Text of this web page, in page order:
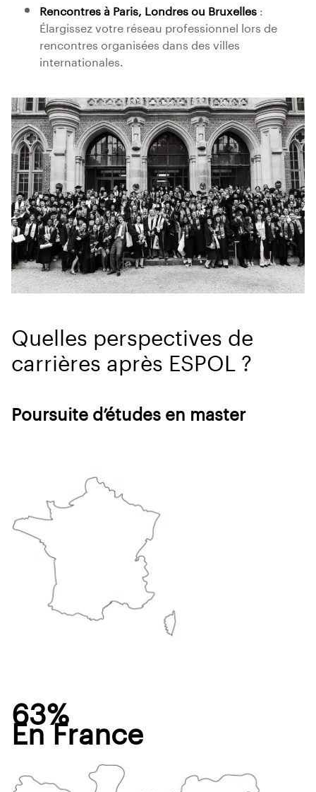
Rencontres à Paris, Londres ou Bruxelles :
Élargissez votre réseau professionnel lors de
rencontres organisées dans des villes
internationales.
Quelles perspectives de
carrières après ESPOL ?
Poursuite d’études en master
63%
En France